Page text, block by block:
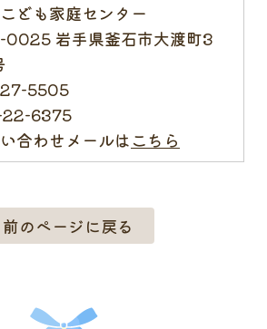
ども家庭センター
0025 岩手県釜石市大渡町3
5505
6375
合わせメールはこちら
前のページに戻る